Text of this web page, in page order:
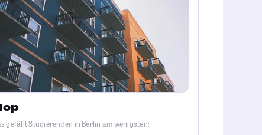
gefällt Studierenden in Berlin am wenigsten: